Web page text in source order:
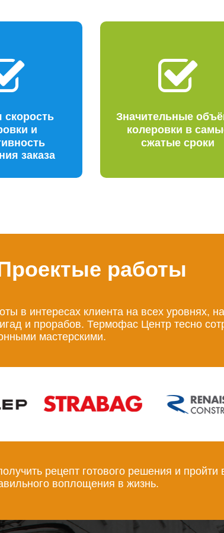
скорость
и
заказа
Значительные
колеровки в
сжатые сроки
работы
в интересах клиента на всех уровнях,
и прорабов. Термофас Центр тесно
мастерскими.
рецепт готового решения и пройти
воплощения в жизнь.